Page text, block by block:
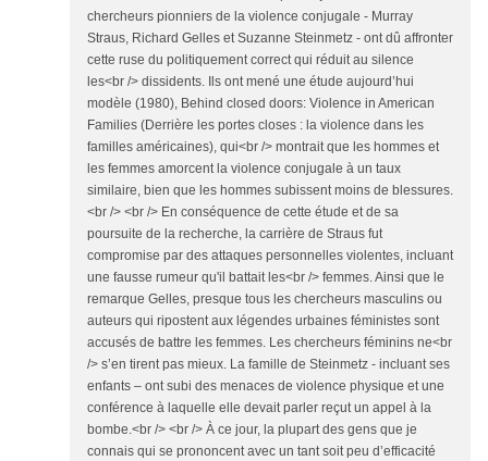
chercheurs pionniers de la violence conjugale - Murray
Straus, Richard Gelles et Suzanne Steinmetz - ont dû affronter
cette ruse du politiquement correct qui réduit au silence
les<br /> dissidents. Ils ont mené une étude aujourd’hui
modèle (1980), Behind closed doors: Violence in American
Families (Derrière les portes closes : la violence dans les
familles américaines), qui<br /> montrait que les hommes et
les femmes amorcent la violence conjugale à un taux
similaire, bien que les hommes subissent moins de blessures.
<br /> <br /> En conséquence de cette étude et de sa
poursuite de la recherche, la carrière de Straus fut
compromise par des attaques personnelles violentes, incluant
une fausse rumeur qu'il battait les<br /> femmes. Ainsi que le
remarque Gelles, presque tous les chercheurs masculins ou
auteurs qui ripostent aux légendes urbaines féministes sont
accusés de battre les femmes. Les chercheurs féminins ne<br
/> s’en tirent pas mieux. La famille de Steinmetz - incluant ses
enfants – ont subi des menaces de violence physique et une
conférence à laquelle elle devait parler reçut un appel à la
bombe.<br /> <br /> À ce jour, la plupart des gens que je
connais qui se prononcent avec un tant soit peu d’efficacité